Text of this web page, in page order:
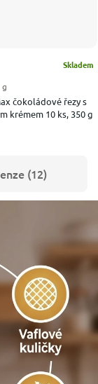
čokoládové řezy s
krémem 10 ks, 350 g
Skladem
(12)